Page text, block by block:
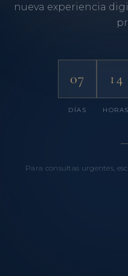
nueva experiencia
07
DÍAS
14
HORAS
Para consultas urgentes,